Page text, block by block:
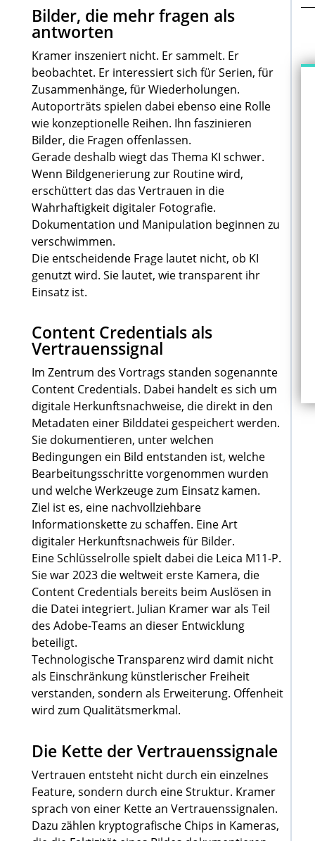
Bilder, die mehr fragen als
antworten
Kramer inszeniert nicht. Er sammelt. Er
beobachtet. Er interessiert sich für Serien, für
Zusammenhänge, für Wiederholungen.
Autoporträts spielen dabei ebenso eine Rolle
wie konzeptionelle Reihen. Ihn faszinieren
Bilder, die Fragen offenlassen.
Gerade deshalb wiegt das Thema KI schwer.
Wenn Bildgenerierung zur Routine wird,
erschüttert das das Vertrauen in die
Wahrhaftigkeit digitaler Fotografie.
Dokumentation und Manipulation beginnen zu
verschwimmen.
Die entscheidende Frage lautet nicht, ob KI
genutzt wird. Sie lautet, wie transparent ihr
Einsatz ist.
Content Credentials als
Vertrauenssignal
Im Zentrum des Vortrags standen sogenannte
Content Credentials. Dabei handelt es sich um
digitale Herkunftsnachweise, die direkt in den
Metadaten einer Bilddatei gespeichert werden.
Sie dokumentieren, unter welchen
Bedingungen ein Bild entstanden ist, welche
Bearbeitungsschritte vorgenommen wurden
und welche Werkzeuge zum Einsatz kamen.
Ziel ist es, eine nachvollziehbare
Informationskette zu schaffen. Eine Art
digitaler Herkunftsnachweis für Bilder.
Eine Schlüsselrolle spielt dabei die Leica M11-P.
Sie war 2023 die weltweit erste Kamera, die
Content Credentials bereits beim Auslösen in
die Datei integriert. Julian Kramer war als Teil
des Adobe-Teams an dieser Entwicklung
beteiligt.
Technologische Transparenz wird damit nicht
als Einschränkung künstlerischer Freiheit
verstanden, sondern als Erweiterung. Offenheit
wird zum Qualitätsmerkmal.
Die Kette der Vertrauenssignale
Vertrauen entsteht nicht durch ein einzelnes
Feature, sondern durch eine Struktur. Kramer
sprach von einer Kette an Vertrauenssignalen.
Dazu zählen kryptografische Chips in Kameras,